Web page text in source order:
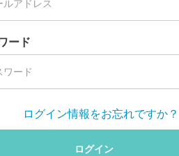
ード
ログイン情報をお忘れですか？
ログイン